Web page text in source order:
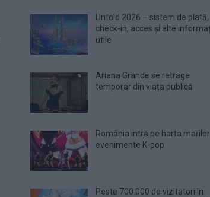
Untold 2026 – sistem de plată,
check-in, acces și alte
utile
Ariana Grande se retrage
temporar din viața publică
România intră pe harta marilor
evenimente K-pop
Peste 700.000 de vizitatori în